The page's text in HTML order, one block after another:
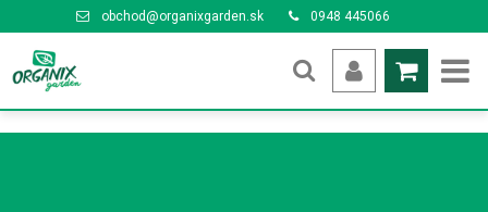
obchod@organixgarden.sk 0948 445066